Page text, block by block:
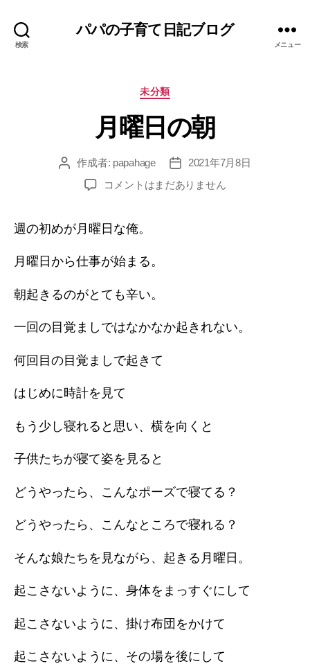
検索
パパの子育て日記ブログ
メニュー
カ
ゴ
リ
未分類
月曜日の朝
投
作成者: papahage
投
稿
日
2021年7月8日
月
の
へ
コメントはまだありません
週の初めが月曜日な俺。
月曜日から仕事が始まる。
朝起きるのがとても辛い。
一回の目覚ましではなかなか起きれない。
何回目の目覚ましで起きて
はじめに時計を見て
もう少し寝れると思い、横を向くと
子供たちが寝て姿を見ると
どうやったら、こんなポーズで寝てる？
どうやったら、こんなところで寝れる？
そんな娘たちを見ながら、起きる月曜日。
起こさないように、身体をまっすぐにして
起こさないように、掛け布団をかけて
起こさないように、その場を後にして